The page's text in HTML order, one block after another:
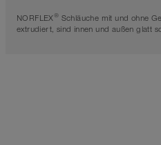
NORFLEX® Schläuche mit und ohne
extrudiert, sind innen und außen glatt